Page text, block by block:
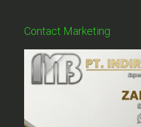
Contact Marketing